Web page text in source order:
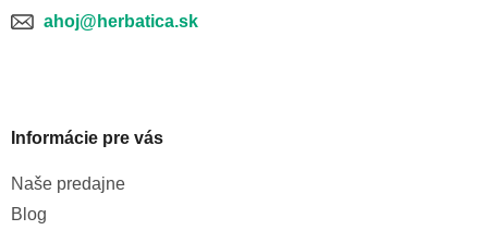
ahoj@herbatica.sk
Informácie pre vás
Naše predajne
Blog